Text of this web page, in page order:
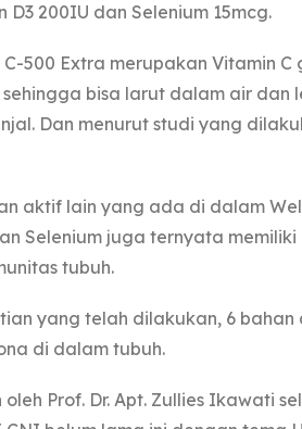
D3 200IU dan Selenium 15mcg.
500 Extra merupakan Vitamin
bisa larut dalam air dan
Dan menurut studi yang
aktif lain yang ada di dalam
Selenium juga ternyata
tubuh.
yang telah dilakukan, 6
di dalam tubuh.
Prof. Dr. Apt. Zullies Ikawati